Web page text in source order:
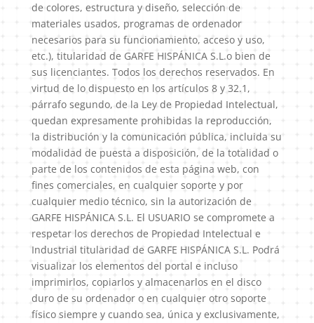
de colores, estructura y diseño, selección de
materiales usados, programas de ordenador
necesarios para su funcionamiento, acceso y uso,
etc.), titularidad de GARFE HISPÁNICA S.L.o bien de
sus licenciantes. Todos los derechos reservados. En
virtud de lo dispuesto en los artículos 8 y 32.1,
párrafo segundo, de la Ley de Propiedad Intelectual,
quedan expresamente prohibidas la reproducción,
la distribución y la comunicación pública, incluida su
modalidad de puesta a disposición, de la totalidad o
parte de los contenidos de esta página web, con
fines comerciales, en cualquier soporte y por
cualquier medio técnico, sin la autorización de
GARFE HISPÁNICA S.L. El USUARIO se compromete a
respetar los derechos de Propiedad Intelectual e
Industrial titularidad de GARFE HISPÁNICA S.L. Podrá
visualizar los elementos del portal e incluso
imprimirlos, copiarlos y almacenarlos en el disco
duro de su ordenador o en cualquier otro soporte
físico siempre y cuando sea, única y exclusivamente,